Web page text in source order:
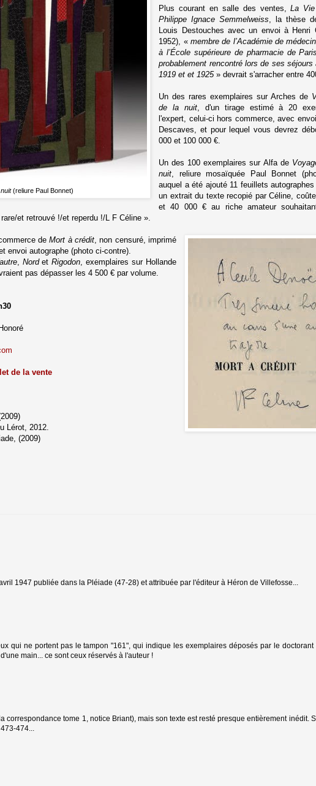
(reliure Paul Bonnet)
Plus courant en salle des ventes,La
Philippe Ignace Semmelweiss, la thèse
Louis Destouches avec un envoi à Henri
1952), « membre de l’Académie de
à l’École supérieure de pharmacie de
probablement rencontré lors de ses séjours
1919 et et 1925» devrait s'arracher entre
Un des rares exemplaires sur Arches de
de la nuit, d'un tirage estimé à 20
l'expert, celui-ci hors commerce, avec
Descaves, et pour lequel vous devrez
000 et 100 000 €.
Un des 100 exemplaires sur Alfa de
nuit, reliure mosaïquée Paul Bonnet
auquel a été ajouté 11 feuillets
un extrait du texte recopié par Céline,
et 40 000 € au riche amateur
rare/et retrouvé !/et reperdu !/L F Céline ».
deMort à crédit, non censuré, imprimé
envoi autographe (photo ci-contre).
, NordetRigodon, exemplaires sur Hollande
pas dépasser les 4 500 € par volume.
de la vente
Lérot, 2012.
(2009)
1947 publiée dans la Pléiade (47-28) et attribuée par l'éditeur à Héron de Villefosse...
qui ne portent pas le tampon "161", qui indique les exemplaires déposés par le
main... ce sont ceux réservés à l'auteur !
tome 1, notice Briant), mais son texte est resté presque entièrement inédit.
474...